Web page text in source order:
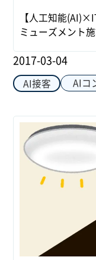
【人工知能
ミューズメント
2017-03-04
AI接客 AIコ